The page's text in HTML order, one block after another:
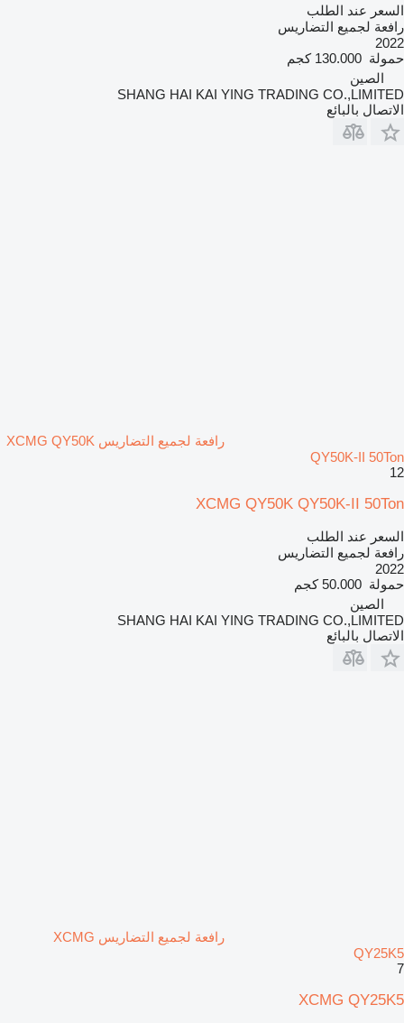
السعر عند الطلب
رافعة لجميع التضاريس
2022
حمولة 130.000 كجم
الصين
SHANG HAI KAI YING TRADING CO.,LIMITED
الاتصال بالبائع
رافعة لجميع التضاريس XCMG QY50K
QY50K-II 50Ton
12
XCMG QY50K QY50K-II 50Ton
السعر عند الطلب
رافعة لجميع التضاريس
2022
حمولة 50.000 كجم
الصين
SHANG HAI KAI YING TRADING CO.,LIMITED
الاتصال بالبائع
رافعة لجميع التضاريس XCMG
QY25K5
7
XCMG QY25K5